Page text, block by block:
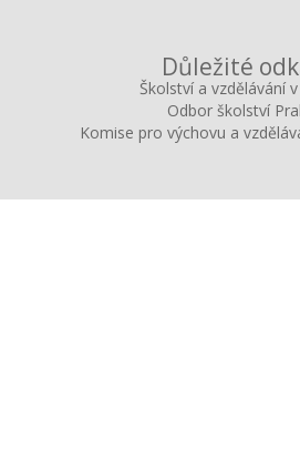
Důležité
Školství a vzdělávání
Odbor školství
Komise pro výchovu a